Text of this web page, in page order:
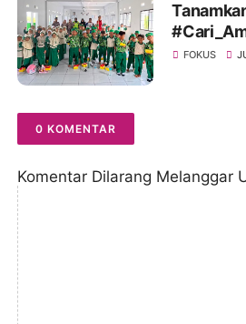
Sinsen
FOKUS
0 KOMENTAR
Komentar Dilarang Melanggar